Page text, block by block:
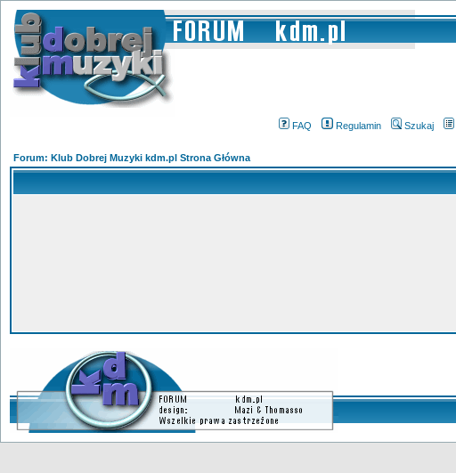
FAQ Regulamin Szukaj
Forum: Klub Dobrej Muzyki kdm.pl Strona Główna